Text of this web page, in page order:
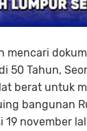
mencari
50 Tahun,
berat untuk
bangunan
19 november